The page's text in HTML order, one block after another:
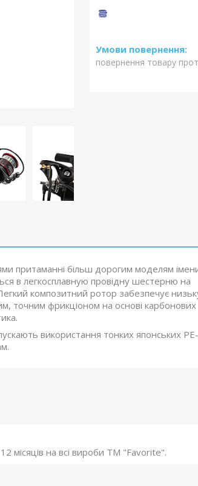
повернення товару
притаманні більш дорогим моделям
в легкосплавную провідну шестерню на
композитний ротор забезпечує
точним фрикціоном на основі карбонових
використання тонких японських PE-
місяців на всі вироби ТМ "Favorite".